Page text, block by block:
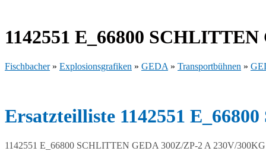
1142551 E_66800
Fischbacher» Explosionsgrafiken » GEDA » Transportbühnen »
Ersatzteilliste 1142551
1142551 E_66800 SCHLITTEN GEDA 300Z/ZP-2 A 230V/300KG